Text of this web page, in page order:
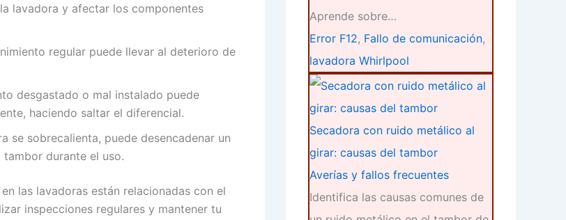
lavadora y afectar los componentes
regular puede llevar al deterioro de
desgastado o mal instalado puede
haciendo saltar el diferencial.
se sobrecalienta, puede desencadenar un
durante el uso.
las lavadoras están relacionadas con el
inspecciones regulares y mantener tu
Aprende sobre…
Error F12, Fallo de comunicación,
lavadora Whirlpool
Secadora con ruido metálico al
girar: causas del tambor
Averías y fallos frecuentes
Identifica las causas comunes de